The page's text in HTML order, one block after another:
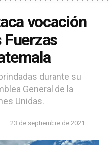
vocación
Fuerzas
durante su
General de la
Unidas.
23 de septiembre de 2021